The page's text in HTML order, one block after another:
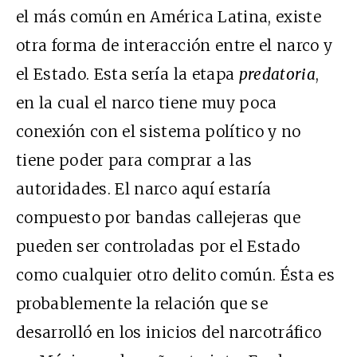
el más común en América Latina, existe
otra forma de interacción entre el narco y
el Estado. Esta sería la etapa predatoria,
en la cual el narco tiene muy poca
conexión con el sistema político y no
tiene poder para comprar a las
autoridades. El narco aquí estaría
compuesto por bandas callejeras que
pueden ser controladas por el Estado
como cualquier otro delito común. Ésta es
probablemente la relación que se
desarrolló en los inicios del narcotráfico